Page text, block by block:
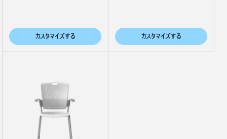
カスタマイズする カスタマイズする